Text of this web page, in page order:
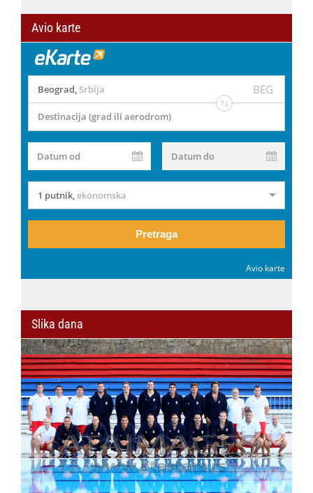
Avio karte
Beograd, Srbija BEG
Destinacija (grad ili aerodrom)
Datum od Datum do
1 putnik,ekonomska
Pretraga
Avio karte
Slika dana